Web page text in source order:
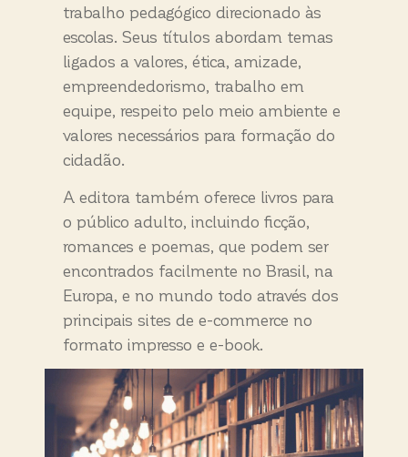
trabalho pedagógico direcionado às
escolas. Seus títulos abordam temas
ligados a valores, ética, amizade,
empreendedorismo, trabalho em
equipe, respeito pelo meio ambiente e
valores necessários para formação do
cidadão.
A editora também oferece livros para
o público adulto, incluindo ficção,
romances e poemas, que podem ser
encontrados facilmente no Brasil, na
Europa, e no mundo todo através dos
principais sites de e-commerce no
formato impresso e e-book.